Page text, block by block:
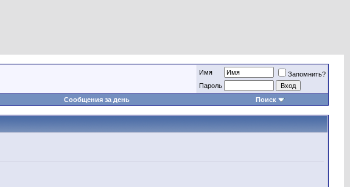
Имя
Запомнить?
Пароль
Сообщения за день Поиск